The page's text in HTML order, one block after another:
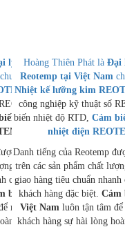
lý phân phối
chuyên cung cấp
, Nhiệt kế
Cảm
nhiệt độ cặp
xây dựng dựa
cao, thời gian
chóng và hỗ trợ
biến Reotemp
mang đến cho
toàn, từ cuộc
Hoàng Thiên Phát là Đại
Reotemp tại Việt Nam
Nhiệt kế lưỡng kim
công nghiệp kỹ thuật số
biến nhiệt độ RTD, Cảm
nhiệt điện
Danh tiếng của Reotemp
trên các sản phẩm chất
giao hàng tiêu chuẩn
khách hàng đặc biệt. Cảm
Việt Nam luôn tận tâm
khách hàng sự hài lòng